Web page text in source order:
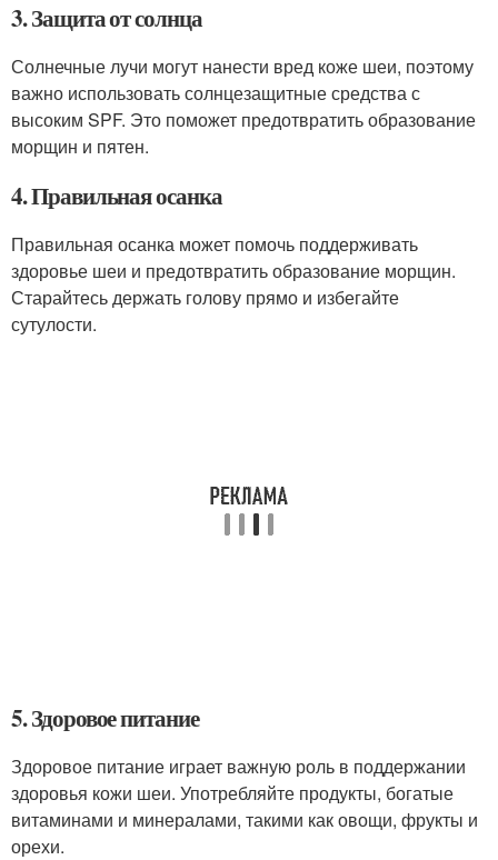
3. Защита от солнца
Солнечные лучи могут нанести вред коже шеи, поэтому
важно использовать солнцезащитные средства с
высоким SPF. Это поможет предотвратить образование
морщин и пятен.
4. Правильная осанка
Правильная осанка может помочь поддерживать
здоровье шеи и предотвратить образование морщин.
Старайтесь держать голову прямо и избегайте
сутулости.
5. Здоровое питание
Здоровое питание играет важную роль в поддержании
здоровья кожи шеи. Употребляйте продукты, богатые
витаминами и минералами, такими как овощи, фрукты и
орехи.